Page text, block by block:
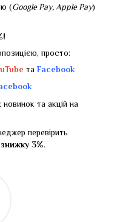
(Google Pay, Apple Pay)
просто:
та Facebook
та акцій на
перевірить
3%.